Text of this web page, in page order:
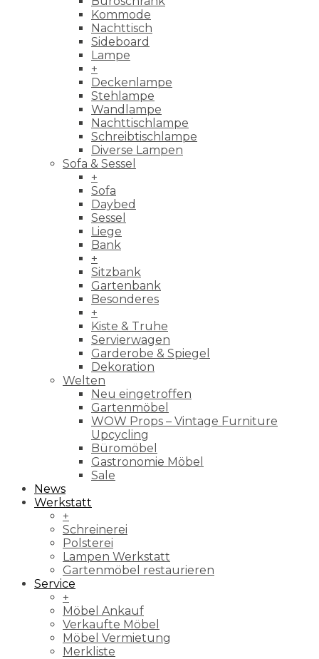
Kommode
Nachttisch
Sideboard
Lampe
+
Deckenlampe
Stehlampe
Wandlampe
Nachttischlampe
Schreibtischlampe
Diverse Lampen
Sofa & Sessel
+
Sofa
Daybed
Sessel
Liege
Bank
+
Sitzbank
Gartenbank
Besonderes
+
Kiste & Truhe
Servierwagen
Garderobe & Spiegel
Dekoration
Welten
Neu eingetroffen
Gartenmöbel
WOW Props – Vintage Furniture
Upcycling
Büromöbel
Gastronomie Möbel
Sale
News
Werkstatt
+
Schreinerei
Polsterei
Lampen Werkstatt
Gartenmöbel restaurieren
Service
+
Möbel Ankauf
Verkaufte Möbel
Möbel Vermietung
Merkliste